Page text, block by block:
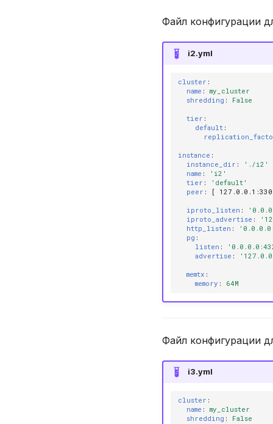
Файл конфигурации
i2.yml
cluster :
name :
my_cluster
shredding : False
tier :
default :
instance :
instance_dir :
'./i2'
name :
'i2'
tier :
'default'
peer : [ 127.0.0.1 :
iproto_listen :
iproto_advertise :
http_listen :
pg :
listen :
advertise :
memtx :
memory : 64M
Файл конфигурации
i3.yml
cluster :
name :
my_cluster
shredding : False